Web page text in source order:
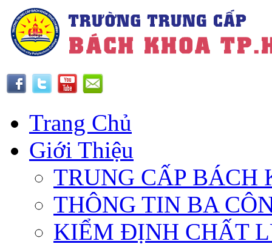
Trang Chủ
Giới Thiệu
TRUNG CẤP BÁCH
THÔNG TIN BA
KIỂM ĐỊNH CHẤT